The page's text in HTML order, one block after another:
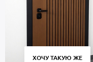
ХОЧУ ТАКУЮ ЖЕ